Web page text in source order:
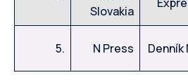
Slovakia
5. N Press Denník